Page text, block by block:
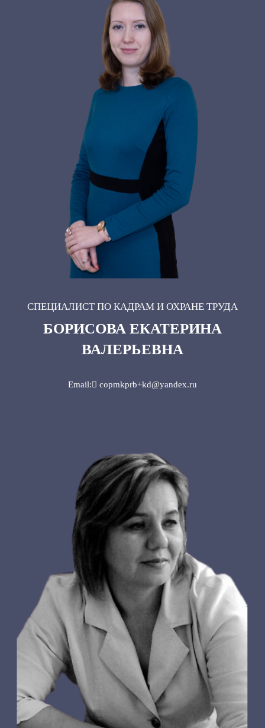
СПЕЦИАЛИСТ ПО КАДРАМ И ОХРАНЕ ТРУДА
БОРИСОВА ЕКАТЕРИНА
ВАЛЕРЬЕВНА
Email: copmkprb+kd@yandex.ru